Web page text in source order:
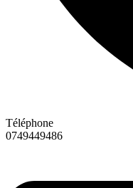
Téléphone
0749449486